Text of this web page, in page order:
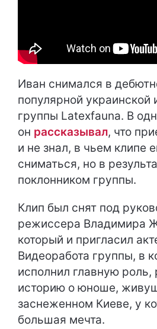
Иван снимался в
популярной украинской
группы Latexfauna. В
он рассказывал, что
и не знал, в чьем клипе
сниматься, но в
поклонником группы.
Клип был снят под
режиссера Владимира
который и пригласил
Видеоработа группы, в
исполнил главную роль,
историю о юноше,
заснеженном Киеве, у
большая мечта.